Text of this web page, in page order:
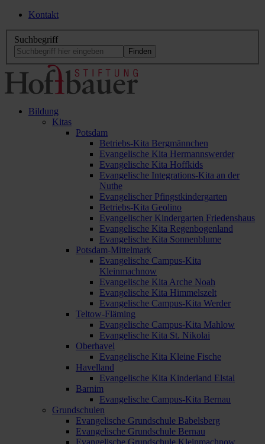
Kontakt
Suchbegriff
Bildung
Kitas
Potsdam
Betriebs-Kita Bergmännchen
Evangelische Kita Hermannswerder
Evangelische Kita Hoffkids
Evangelische Integrations-Kita an der
Nuthe
Evangelischer Pfingstkindergarten
Betriebs-Kita Geolino
Evangelischer Kindergarten Friedenshaus
Evangelische Kita Regenbogenland
Evangelische Kita Sonnenblume
Potsdam-Mittelmark
Evangelische Campus-Kita
Kleinmachnow
Evangelische Kita Arche Noah
Evangelische Kita Himmelszelt
Evangelische Campus-Kita Werder
Teltow-Fläming
Evangelische Campus-Kita Mahlow
Evangelische Kita St. Nikolai
Oberhavel
Evangelische Kita Kleine Fische
Havelland
Evangelische Kita Kinderland Elstal
Barnim
Evangelische Campus-Kita Bernau
Grundschulen
Evangelische Grundschule Babelsberg
Evangelische Grundschule Bernau
Evangelische Grundschule Kleinmachnow